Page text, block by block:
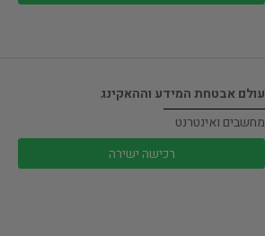
עולם אבטחת המידע וההאקינג
מחשבים ואינטרנט
רכישה ישירה